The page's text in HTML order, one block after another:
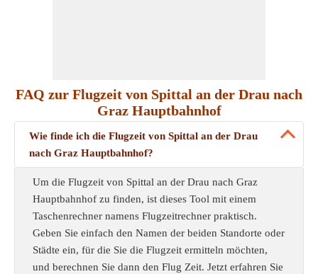
FAQ zur Flugzeit von Spittal an der Drau nach
Graz Hauptbahnhof
Wie finde ich die Flugzeit von Spittal an der Drau
nach Graz Hauptbahnhof?
Um die Flugzeit von Spittal an der Drau nach Graz
Hauptbahnhof zu finden, ist dieses Tool mit einem
Taschenrechner namens Flugzeitrechner praktisch.
Geben Sie einfach den Namen der beiden Standorte oder
Städte ein, für die Sie die Flugzeit ermitteln möchten,
und berechnen Sie dann den Flug Zeit. Jetzt erfahren Sie